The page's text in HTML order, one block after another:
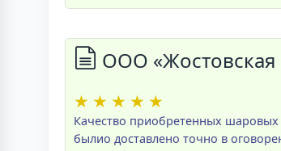
ООО
★ ★ ★ ★ ★
Качество приобретенных шаровых
былио доставлено точно в